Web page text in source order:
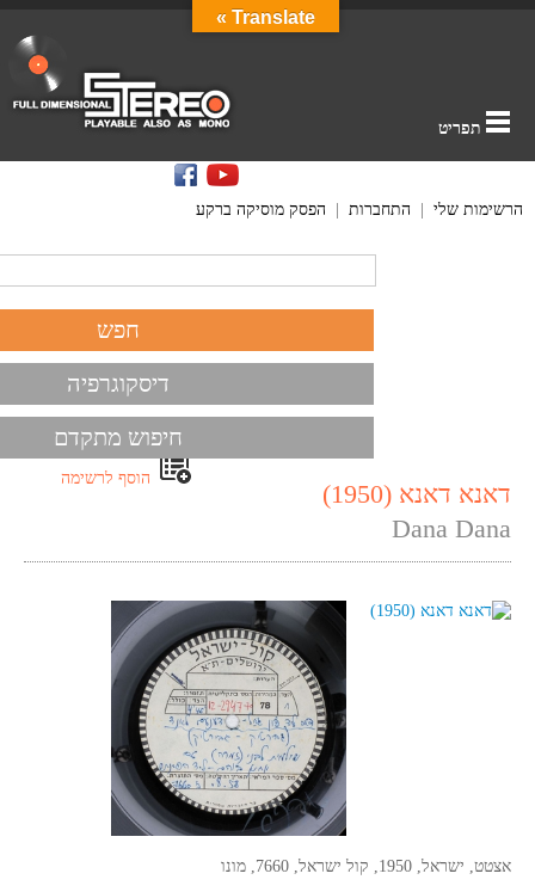
תפריט
הרשימות שלי התחברות הפסק מוסיקה ברקע
דיסקוגרפיה
חיפוש מתקדם
הוסף לרשימה
דאנא דאנא (1950)
Dana Dana
אצטט, ישראל, 1950, קול ישראל, 7660, מונו
Translate »